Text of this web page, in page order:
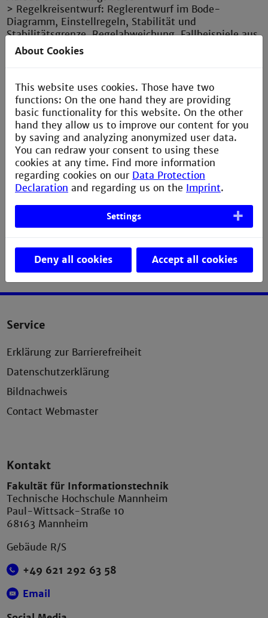
> Regelkreisentwurf: Reglerentwurf im Bode-
Diagramm, Einstellregeln, Stabilität und
Stabilitätsgrenze, Regelabweichung, Fallbeispiele aus
der Praxis
> Einführung in die Regelungstechnik; Regelverhalten
einfacher Regelkreise
> Untersuchungen zum dynamischen Verhalten von
Regelstrecken; Aufnahme von Sprungantworten;
stationäres Verhalten
> Aufnahme von Frequenzgängen; Darstellung im
Bode-Diagramm
> Auswahl und Auslegung von Reglern;
Offener/geschlossener Regelkreis; Untersuchungen
zum Stör- und Führungsverhalten sowie zum
stationären Regelfehler von Regelkreisen
Service
Erklärung zur Barrierefreiheit
Datenschutzerklärung
Bildnachweis
Contact Webmaster
Kontakt
Fakultät für Informationstechnik
Technische Hochschule Mannheim
Paul-Wittsack-Straße 10
68163 Mannheim
Gebäude R/S
+49 621 292 63 58
Email
About Cookies
This website uses cookies. Those have two
functions: On the one hand they are providing
basic functionality for this website. On the other
hand they allow us to improve our content for you
by saving and analyzing anonymized user data.
You can redraw your consent to using these
cookies at any time. Find more information
regarding cookies on our Data Protection
Declaration and regarding us on the Imprint.
Settings
Deny all cookies Accept all cookies